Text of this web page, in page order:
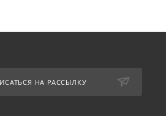
НА РАССЫЛКУ